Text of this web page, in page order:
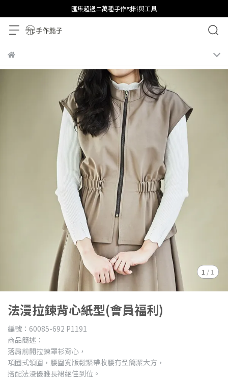
匯集超過二萬種手作材料與工具
1 / 1
法漫拉鍊背心紙型(會員福利)
編號：60085-692 P1191
商品簡述：
落肩前開拉鍊罩衫背心，
項圈式領圍，腰圍寬版鬆緊帶收腰有型簡潔大方，
搭配法漫優雅長裙絕佳到位。